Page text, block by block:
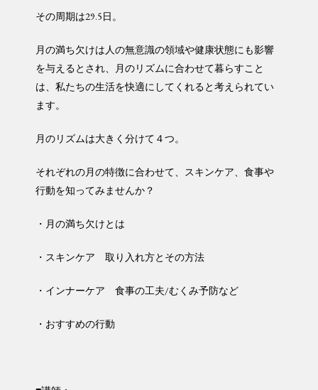
その周期は29.5日。
月の満ち欠けは人の無意識の領域や健康状態にも影響
を与えるとされ、月のリズムに合わせて暮らすこと
は、私たちの生活を快適にしてくれると考えられてい
ます。
月のリズムは大きく分けて４つ。
それぞれの月の特徴に合わせて、スキンケア、食事や
行動を知ってみませんか？
・月の満ち欠けとは
・スキンケア 取り入れ方とその方法
・インナーケア 食事の工夫/むくみ予防など
・おすすめの行動